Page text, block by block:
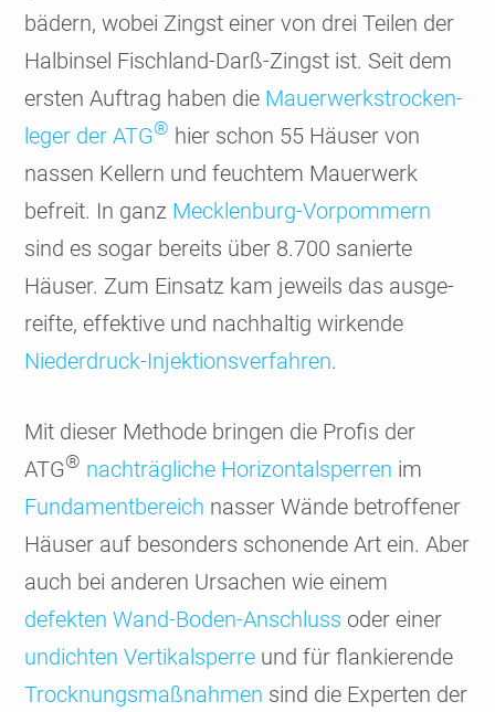
bädern, wobei Zingst einer von drei Teilen der
Halb­insel Fisch­land-Darß-Zingst ist. Seit dem
ersten Auftrag haben die Mauer­werks­trocken­
leger der ATG® hier schon 55 Häuser von
nassen Kellern und feuchtem Mauer­werk
befreit. In ganz Mecklenburg-Vorpommern
sind es sogar bereits über 8.700 sanierte
Häuser. Zum Einsatz kam jeweils das ausge­
reifte, effek­tive und nach­haltig wirkende
Nieder­druck-Injektions­ver­fahren.
Mit dieser Methode bringen die Profis der
ATG® nach­trägliche Horizontal­sperren im
Fundament­bereich nasser Wände betrof­fener
Häuser auf beson­ders schonende Art ein. Aber
auch bei anderen Ursachen wie einem
defekten Wand-Boden-Anschluss oder einer
undich­ten Verti­kal­sperre und für flankierende
Trocknungs­maß­nahmen sind die Experten der